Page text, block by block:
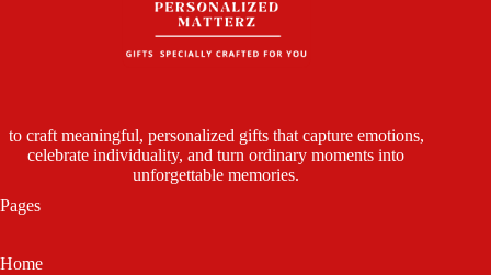
to craft meaningful, personalized gifts that capture emotions,
celebrate individuality, and turn ordinary moments into
unforgettable memories.
Pages
Home